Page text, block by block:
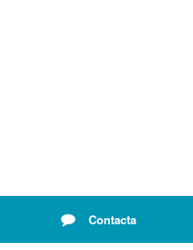
Contacta